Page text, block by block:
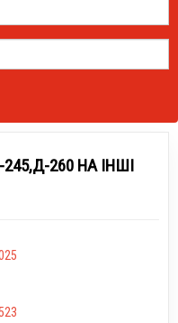
260 НА ІНШІ